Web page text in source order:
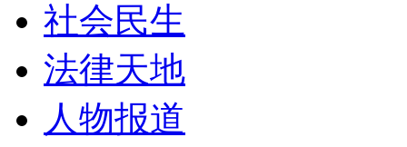
社会民生
法律天地
人物报道